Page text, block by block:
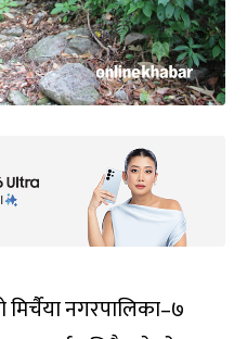
मिर्चैया नगरपालिका–७